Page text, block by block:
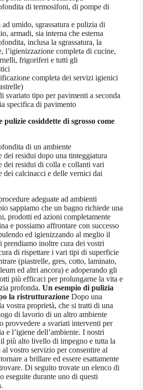
di termosifoni, di pompe di
ad umido, sgrassatura e pulizia di
armadi, sia interna che esterna
inclusa la sgrassatura, la
l’igienizzazione completa di cucine,
frigoriferi e tutti gli
completa dei servizi igienici
svariato tipo per pavimenti a seconda
specifica di pavimento
pulizie cosiddette di sgrosso come
di un ambiente
dei residui dopo una tinteggiatura
dei residui di colla e collanti vari
dei calcinacci e delle vernici dai
adeguate ad ambienti
sappiamo che un bagno richiede una
prodotti ed azioni completamente
e possiamo affrontare con successo
ed igienizzando al meglio il
prendiamo inoltre cura dei vostri
di rispettare i vari tipi di superficie
(piastrelle, gres, cotto, laminato,
ed altri ancora) e adoperando gli
più efficaci per prolungarne la vita e
profonda. Un esempio di pulizia
la ristrutturazione Dopo una
vostra proprietà, che si tratti di una
di lavorio di un altro ambiente
provvedere a svariati interventi per
e l’igiene dell’ambiente. I nostri
più alto livello di impegno e tutta la
vostro servizio per consentire al
a brillare ed essere esattamente
Di seguito trovate un elenco di
eseguite durante uno di questi